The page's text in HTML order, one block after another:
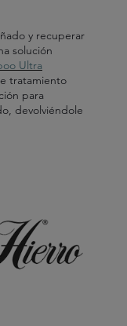
y recuperar
solución
Ultra
tratamiento
para
devolviéndole